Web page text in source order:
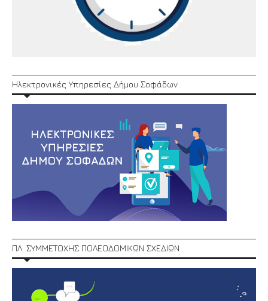
Ηλεκτρονικές Υπηρεσίες Δήμου Σοφάδων
ΠΛ. ΣΥΜΜΕΤΟΧΗΣ ΠΟΛΕΟΔΟΜΙΚΩΝ ΣΧΕΔΙΩΝ